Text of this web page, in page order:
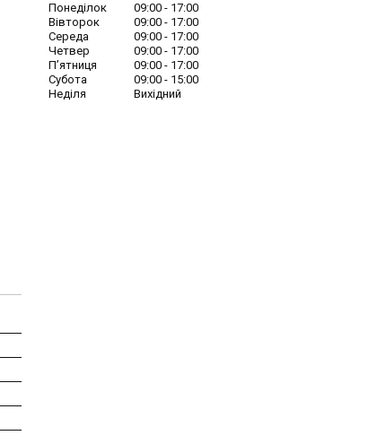
Понеділок 09:00
17:00
Вівторок
09:00
17:00
Середа
09:00
17:00
Четвер
09:00
17:00
Пʼятниця
09:00
17:00
Субота
09:00
15:00
Неділя
Вихідний